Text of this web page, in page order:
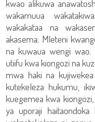
kwao alikuwa
wakamuua
wakakataa na
akasema: Mleteni
na kuwaua wengi
utiifu kwa kiongozi na
mwa haki na
kutekeleza hukumu,
kuegemea kwa
ya uporaji